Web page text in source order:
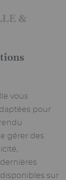
&
vous
pour
gérer des
sur